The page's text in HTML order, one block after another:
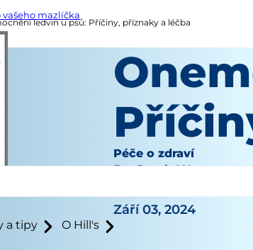
vašeho mazlíčka
a tipy O Hill's
ledvin u psů: Příčiny, příznaky a léčba
Péče o zdraví
Dr. Sarah Wooten
Září 03, 2024